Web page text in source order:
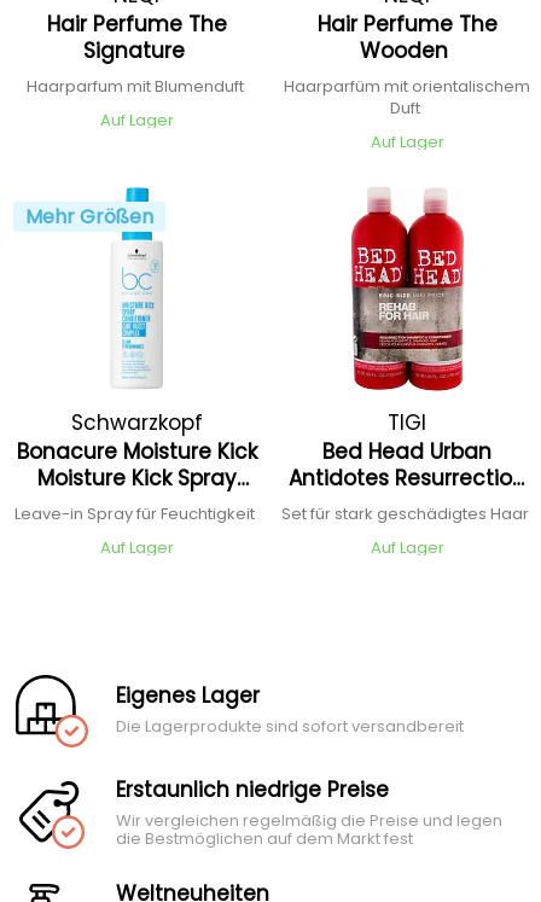
Hair Perfume The
Signature
Haarparfum mit Blumenduft
Auf Lager
Hair Perfume The
Wooden
Haarparfüm mit orientalischem
Duft
Auf Lager
Mehr Größen
Schwarzkopf
Professional
Bonacure Moisture Kick
Moisture Kick Spray
Conditioner Care-Boost
Complex
Leave-in Spray für Feuchtigkeit
Auf Lager
TIGI
Bed Head Urban
Antidotes Resurrection
Tween Duo
Set für stark geschädigtes Haar
Auf Lager
Eigenes Lager
Die Lagerprodukte sind sofort versandbereit
Erstaunlich niedrige Preise
Wir vergleichen regelmäßig die Preise und legen
die Bestmöglichen auf dem Markt fest
Weltneuheiten